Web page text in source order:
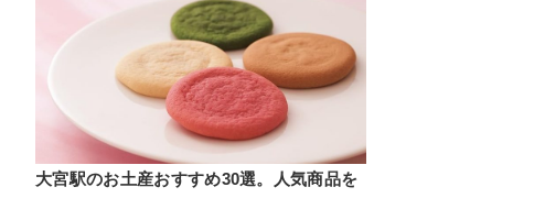
大宮駅のお土産おすすめ30選。人気商品を